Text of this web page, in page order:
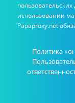
использовании
Papaproxy.net
Политика